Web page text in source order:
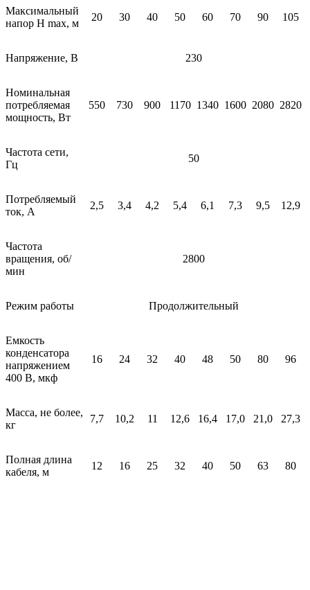
Максимальный
напор Н mах, м
20 30 40 50 60 70 90 105
Напряжение, В 230
Номинальная
потребляемая
мощность, Вт
550 730 900 1170 1340 1600 2080 2820
Частота сети,
Гц
50
Потребляемый
ток, А
2,5 3,4 4,2 5,4 6,1 7,3 9,5 12,9
Частота
вращения, об/
мин
2800
Режим работы Продолжительный
Емкость
конденсатора
напряжением
400 В, мкф
16 24 32 40 48 50 80 96
Масса, не более,
кг
7,7 10,2 11 12,6 16,4 17,0 21,0 27,3
Полная длина
кабеля, м
12 16 25 32 40 50 63 80